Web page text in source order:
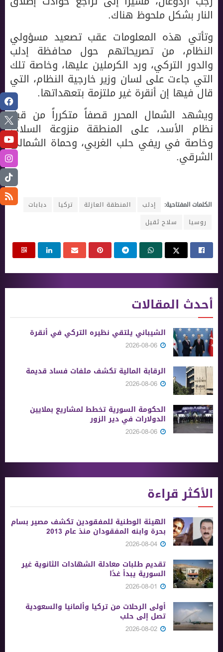
النار بشكل ملحوظ هناك.
وتأتي هذه المعلومات عقب تصعيد مسؤولي
النظام، من تصريحاتهم حول محافظة إدلب
والدور التركي، ورد الكرملين عليها، وخاصة تلك
التي جاءت على لسان وزير خارجية النظام، التي
قال فيها إن أنقرة غير ملتزمة بتعهداتها.
ويشهد الشمال المحرر قصفاً متكرراً من قبل
نظام الأسد، على المنطقة منزوعة السلاح،
وخاصة في ريفي حلب الغربي، وحماة الشمالي
الشرقي.
الكلمات المفتاحية: إدلب المنطقة العازلة تركيا
دبابات
روسيا
سلاح ثقيل
أحدث المقالات
الشيباني يلتقي نظيره التركي في أنقرة
الرقابة المالية تكشف ملفات فساد قديمة
الحكومة السورية تخطط لمشاريع بملايين
الدولارات في دير الزور
الأكثر قراءة
الهيئة الوطنية للمفقودين تكشف مصير بسام
بحرة وابنه المفقودان منذ عام 2013
تقديم طلبات معادلة الشهادات الثانوية ‏غير
السورية يبدأ غدًا
أولى الرحلات من ‏تركيا وألمانيا والسعودية
تصل إلى حلب